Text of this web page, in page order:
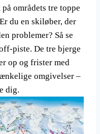
områdets tre toppe
du en skiløber, der
problemer? Så se
piste. De tre bjerge
op og frister med
omgivelser –
dig.